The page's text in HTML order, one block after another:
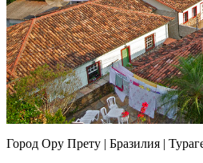
Город Ору Прету | Бразилия |